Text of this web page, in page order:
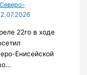
22го в ходе
Енисейской